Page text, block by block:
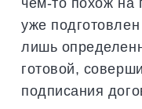
уже
лишь
готовой,
подписания